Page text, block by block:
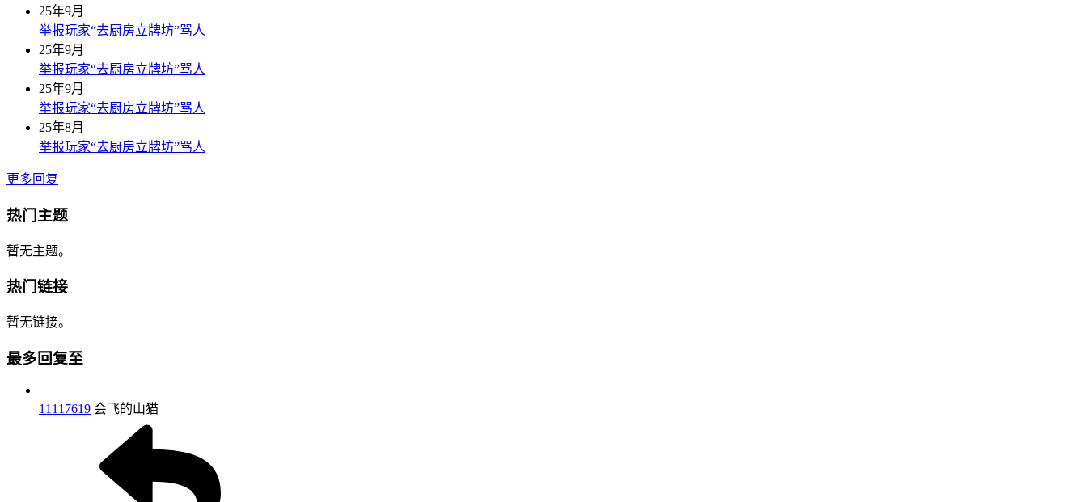
25年9月
举报玩家“去厨房立牌坊”骂人
25年9月
举报玩家“去厨房立牌坊”骂人
25年9月
举报玩家“去厨房立牌坊”骂人
25年8月
举报玩家“去厨房立牌坊”骂人
更多回复
热门主题
暂无主题。
热门链接
暂无链接。
最多回复至
11117619 会飞的山猫